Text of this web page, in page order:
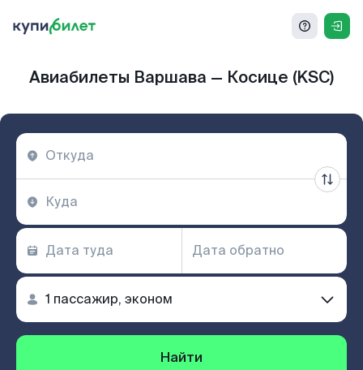
Авиабилеты Варшава — Косице (KSC)
Найти